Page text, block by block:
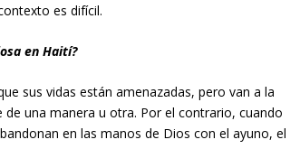
es difícil.
en Haití?
sus vidas están amenazadas, pero van a la
una manera u otra. Por el contrario, cuando
en las manos de Dios con el ayuno, el